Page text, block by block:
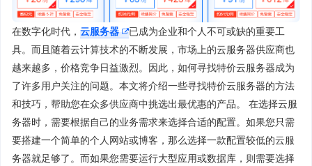
在数字化时代， 云服务器
已成为企业和个人不可或缺的重要工
具。而且随着云计算技术的不断发展，市场上的云服务器供应商也
越来越多，价格竞争日益激烈。因此，如何寻找特价云服务器成为
了许多用户关注的问题。本文将介绍一些寻找特价云服务器的方法
和技巧，帮助您在众多供应商中挑选出最优惠的产品。 在选择云服
务器时，需要根据自己的业务需求来选择合适的配置。如果您只需
要搭建一个简单的个人网站或博客，那么选择一款配置较低的云服
务器就足够了。而如果您需要运行大型应用或数据库，则需要选择